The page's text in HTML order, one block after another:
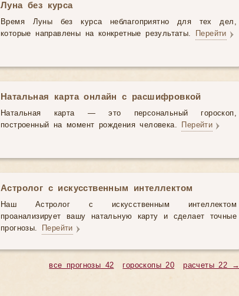
Луна без курса
Время Луны без курса неблагоприятно для тех дел,
которые направлены на конкретные результаты. Перейти
Натальная карта онлайн с расшифровкой
Натальная карта — это персональный гороскоп,
построенный на момент рождения человека. Перейти
Астролог с искусственным интеллектом
Наш Астролог с искусственным интеллектом
проанализирует вашу натальную карту и сделает точные
прогнозы. Перейти
расчеты 22 →
гороскопы 20
все прогнозы 42